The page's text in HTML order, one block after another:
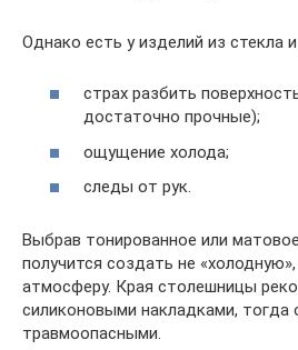
Однако есть у изделий из стекла
страх разбить
достаточно прочные);
ощущение холода;
следы от рук.
Выбрав тонированное или
получится создать не
атмосферу. Края столешницы
силиконовыми накладками, тогда
травмоопасными.